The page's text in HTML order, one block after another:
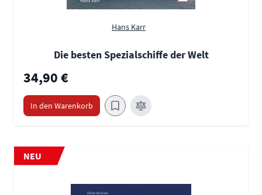
Hans Karr
Die besten Spezialschiffe der Welt
34,90 €
In den Warenkorb
NEU